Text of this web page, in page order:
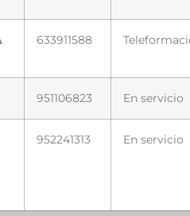
633911588
951106823 En servicio
952241313 En servicio